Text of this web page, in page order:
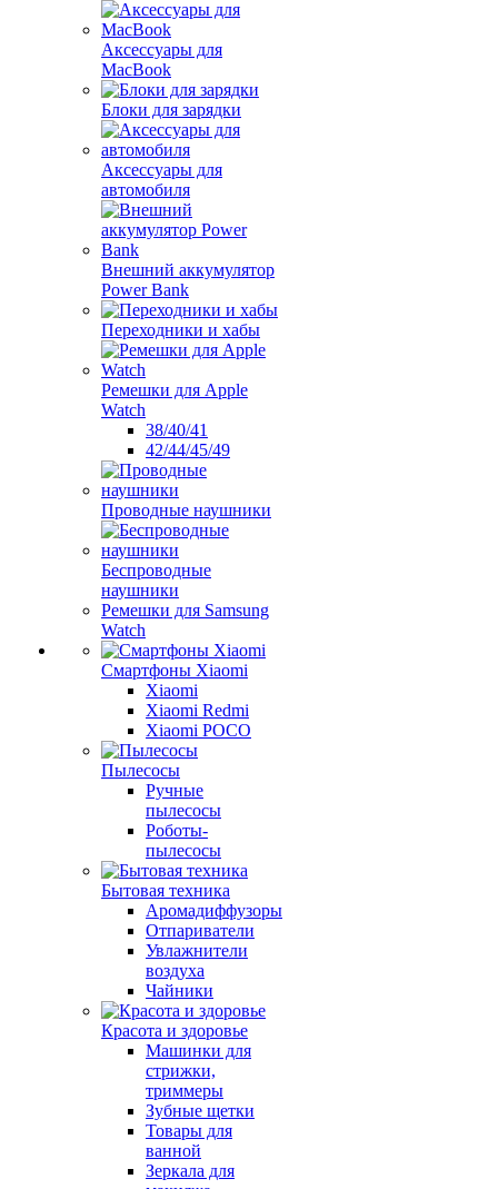
Аксессуары для
MacBook
Блоки для зарядки
Аксессуары для
автомобиля
Внешний аккумулятор
Power Bank
Переходники и хабы
Ремешки для Apple
Watch
38/40/41
42/44/45/49
Проводные наушники
Беспроводные
наушники
Ремешки для Samsung
Watch
Смартфоны Xiaomi
Xiaomi
Xiaomi Redmi
Xiaomi POCO
Пылесосы
Ручные
пылесосы
Роботы-
пылесосы
Бытовая техника
Аромадиффузоры
Отпариватели
Увлажнители
воздуха
Чайники
Красота и здоровье
Машинки для
стрижки,
триммеры
Зубные щетки
Товары для
ванной
Зеркала для